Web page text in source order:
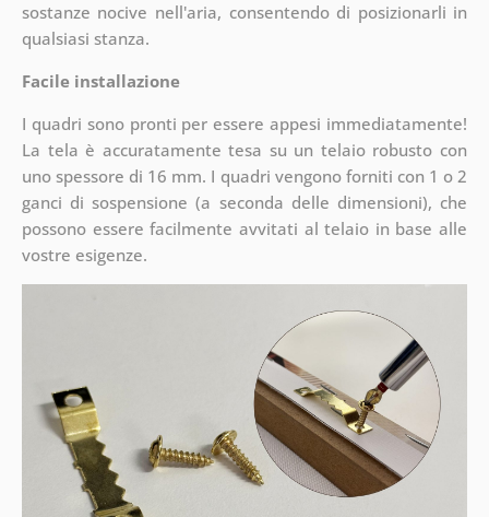
sostanze nocive nell'aria, consentendo di posizionarli in
qualsiasi stanza.
Facile installazione
I quadri sono pronti per essere appesi immediatamente!
La tela è accuratamente tesa su un telaio robusto con
uno spessore di 16 mm. I quadri vengono forniti con 1 o 2
ganci di sospensione (a seconda delle dimensioni), che
possono essere facilmente avvitati al telaio in base alle
vostre esigenze.